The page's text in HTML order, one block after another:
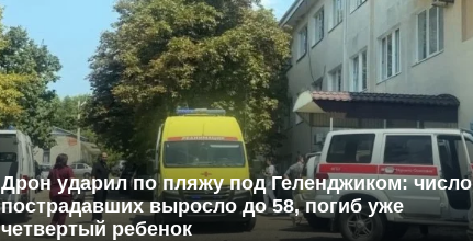
Дрон ударил по пляжу под Геленджиком: число
пострадавших выросло до 58, погиб уже
четвертый ребенок